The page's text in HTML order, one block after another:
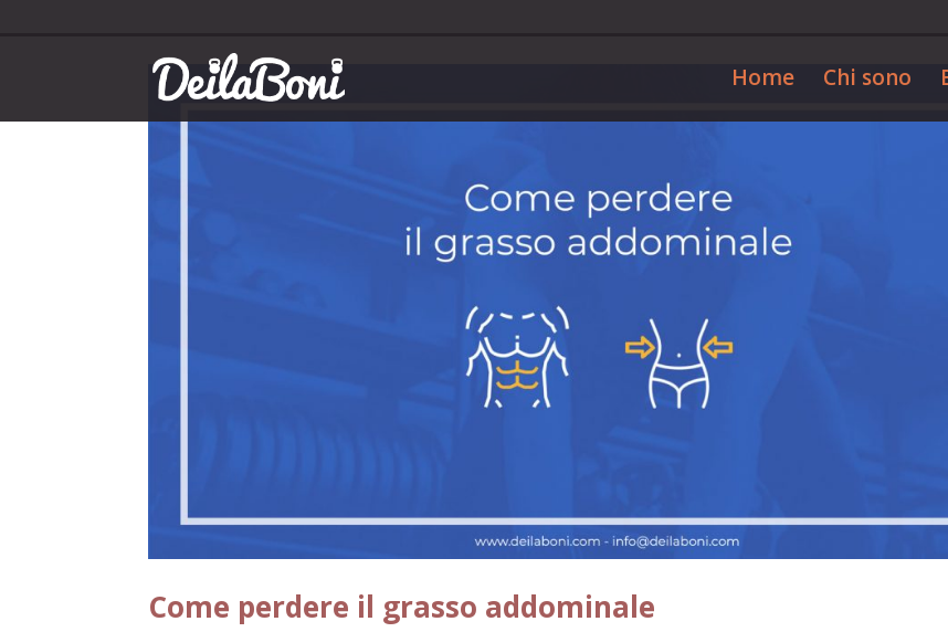
Home Chi sono
Come perdere il grasso addominale